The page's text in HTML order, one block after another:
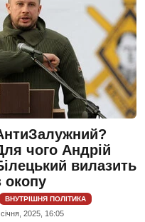
чого Андрій
вилазить
окопу
ВНУТРІШНЯ ПОЛІТИКА
2025, 16:05